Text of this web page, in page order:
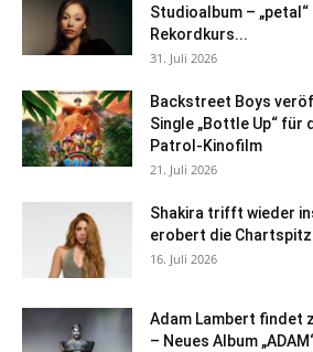
Studioalbum –
Rekordkurs...
31. Juli 2026
Backstreet Boys
Single „Bottle Up“ für
Patrol-Kinofilm
21. Juli 2026
Shakira trifft wieder
erobert die
16. Juli 2026
Adam Lambert findet
– Neues Album